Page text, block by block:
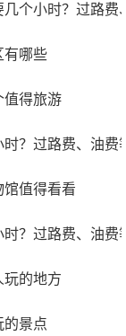
个小时？过路费
有哪些
值得旅游
？过路费、油费
值得看看
？过路费、油费
玩的地方
的景点